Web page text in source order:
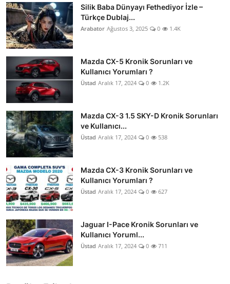
Silik Baba Dünyayı Fethediyor İzle –
Türkçe Dublaj...
Arabator Ağustos 3, 2025 0 1.4K
Mazda CX-5 Kronik Sorunları ve
Kullanıcı Yorumları ?
Üstad Aralık 17, 2024 0 1.2K
Mazda CX-3 1.5 SKY-D Kronik Sorunları
ve Kullanıcı...
Üstad Aralık 17, 2024 0 538
Mazda CX-3 Kronik Sorunları ve
Kullanıcı Yorumları ?
Üstad Aralık 17, 2024 0 627
Jaguar I-Pace Kronik Sorunları ve
Kullanıcı Yoruml...
Üstad Aralık 17, 2024 0 711